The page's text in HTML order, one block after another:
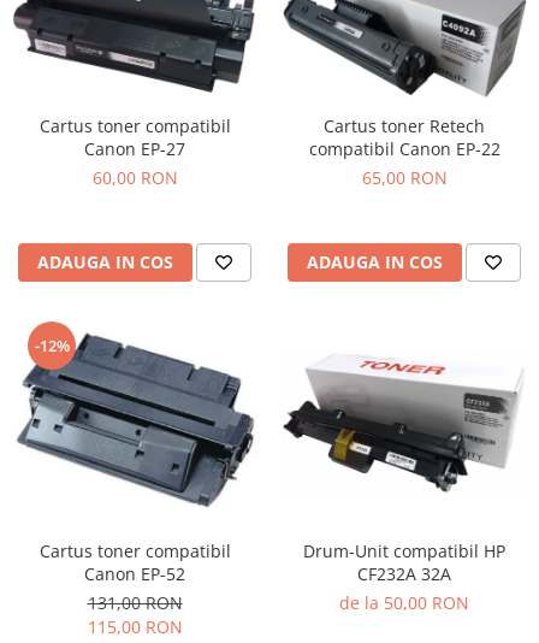
Cartus toner compatibil
Canon EP-27
60,00 RON
ADAUGA IN COS
Cartus toner Retech
compatibil Canon EP-22
65,00 RON
ADAUGA IN COS
-12%
Cartus toner compatibil
Canon EP-52
131,00 RON
115,00 RON
Drum-Unit compatibil HP
CF232A 32A
de la 50,00 RON